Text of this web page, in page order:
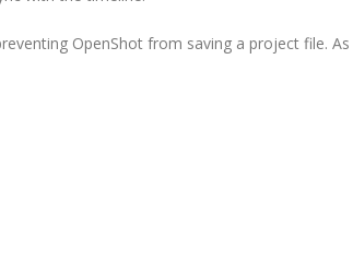
OpenShot from saving a project file.